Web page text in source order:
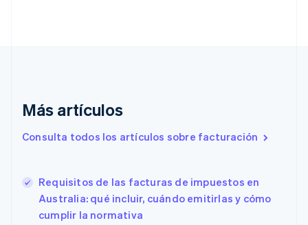
Más artículos
Consulta todos los artículos sobre facturación
Requisitos de las facturas de impuestos en
Australia: qué incluir, cuándo emitirlas y cómo
cumplir la normativa
English
English
España
Español
Estados Unidos
EnglishEspañol简体中文